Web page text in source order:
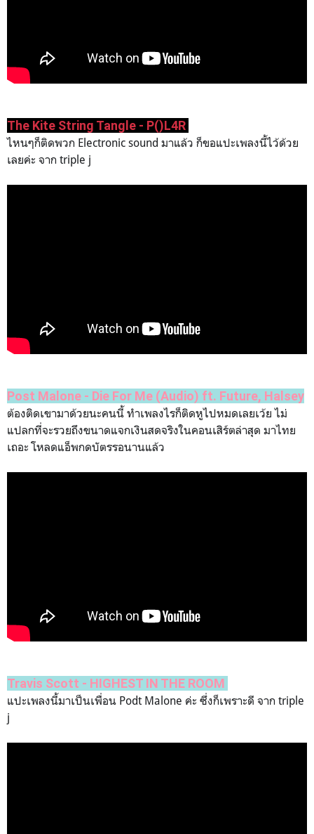
The Kite String Tangle - P()L4R
ไหนๆก็ติดพวก Electronic sound มาแล้ว ก็ขอแปะเพลงนี้ไว้ด้วย
เลยค่ะ จาก triple j
Post Malone - Die For Me (Audio) ft. Future, Halsey
ต้องติดเขามาด้วยนะคนนี้ ทำเพลงไรก็ติดหูไปหมดเลยเว้ย ไม่
แปลกที่จะรวยถึงขนาดแจกเงินสดจริงในคอนเสิร์ตล่าสุด มาไทย
เถอะ โหลดแอ็พกดบัตรรอนานแล้ว
Travis Scott - HIGHEST IN THE ROOM
แปะเพลงนี้มาเป็นเพื่อน Podt Malone ค่ะ ซึ่งก็เพราะดี จาก triple
j